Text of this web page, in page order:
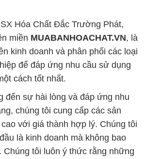
Hóa Chất Đắc Trường Phát,
miền MUABANHOACHAT.VN, là
kinh doanh và phân phối các loại
để đáp ứng nhu cầu sử dụng
cách tốt nhất.
đến sự hài lòng và đáp ứng nhu
chúng tôi cung cấp các sản
với giá thành hợp lý. Chúng tôi
là kinh doanh mà không bao
Chúng tôi luôn ý thức rằng những